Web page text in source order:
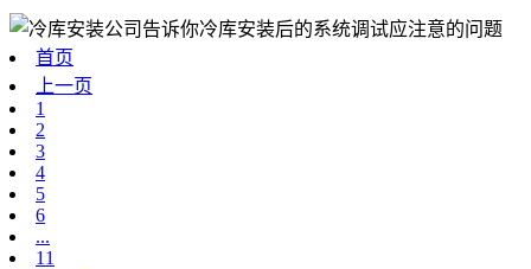
首页
上一页
1
2
3
4
5
6
...
11